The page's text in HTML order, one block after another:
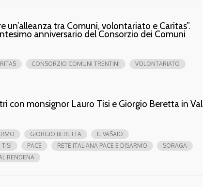
un’alleanza tra Comuni, volontariato e Caritas”.
anniversario del Consorzio dei Comuni
CONSORZIO COMUNI TRENTINI VOLONTARIATO
con monsignor Lauro Tisi e Giorgio Beretta in Val
GIORGIO BERETTA
IL VASAIO
TISI PACE RETE ITALIANA PACE E DISARMO
SORAGA
RENDENA